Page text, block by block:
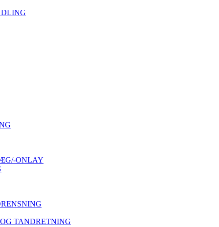
ONLAY
TANDRETNING